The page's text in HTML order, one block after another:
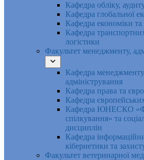
Кафедра обліку,
Кафедра глобальної
Кафедра економіки та
Кафедра
логістики
Факультет менеджменту,
Кафедра менеджменту,
адміністрування
Кафедра права та
Кафедра
Кафедра ЮНЕСКО
спілкування» та
дисциплін
Кафедра
кібернетики та
Факультет ветеринарної